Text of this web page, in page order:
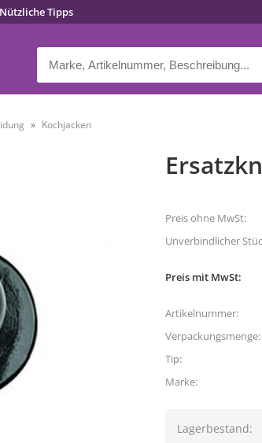
Nützliche Tipps
Kochjacken
Preis ohne MwSt:
Unverbindlicher
Preis mit MwSt:
Artikelnummer:
Verpackungsmenge:
Tip:
Marke:
Lagerbestand: